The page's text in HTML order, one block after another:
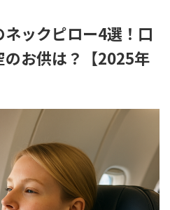
ックピロー4選！口
のお供は？【2025年